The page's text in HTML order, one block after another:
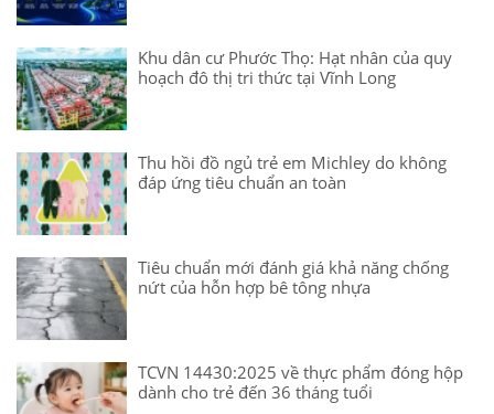
Khu dân cư Phước Thọ: Hạt nhân của quy
hoạch đô thị tri thức tại Vĩnh Long
Thu hồi đồ ngủ trẻ em Michley do không
đáp ứng tiêu chuẩn an toàn
Tiêu chuẩn mới đánh giá khả năng chống
nứt của hỗn hợp bê tông nhựa
TCVN 14430:2025 về thực phẩm đóng hộp
dành cho trẻ đến 36 tháng tuổi